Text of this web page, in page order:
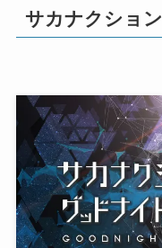
サカナクション